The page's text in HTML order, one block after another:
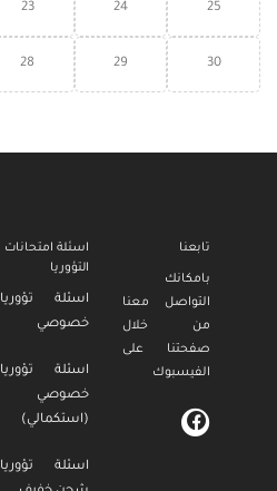
23 24 25
28 29 30
اسئلة امتحانات
التؤوريا
اسئلة تؤوريا
خصوصي
اسئلة تؤوريا
خصوصي
(استكمالي)
اسئلة تؤوريا
تابعنا
بامكانك
التواصل معنا
من خلال
صفحتنا على
الفيسبوك